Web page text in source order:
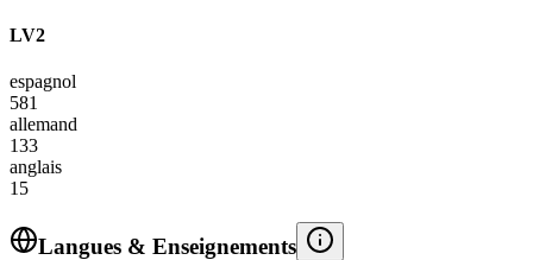
LV2
espagnol
581
allemand
133
anglais
15
Langues & Enseignements